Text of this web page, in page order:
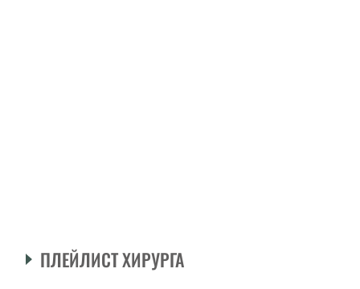
ПЛЕЙЛИСТ ХИРУРГА